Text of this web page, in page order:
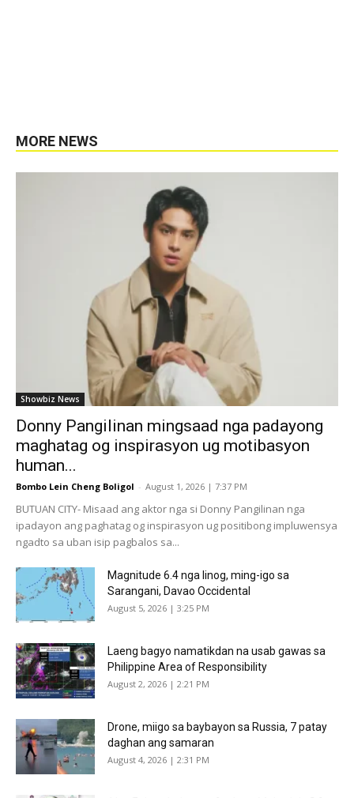
MORE NEWS
Showbiz News
Donny Pangilinan mingsaad nga padayong
maghatag og inspirasyon ug motibasyon
human...
Bombo Lein Cheng Boligol - August 1, 2026 | 7:37 PM
BUTUAN CITY- Misaad ang aktor nga si Donny Pangilinan nga
ipadayon ang paghatag og inspirasyon ug positibong impluwensya
ngadto sa uban isip pagbalos sa...
Magnitude 6.4 nga linog, ming-igo sa
Sarangani, Davao Occidental
August 5, 2026 | 3:25 PM
Laeng bagyo namatikdan na usab gawas sa
Philippine Area of Responsibility
August 2, 2026 | 2:21 PM
Drone, miigo sa baybayon sa Russia, 7 patay
daghan ang samaran
August 4, 2026 | 2:31 PM